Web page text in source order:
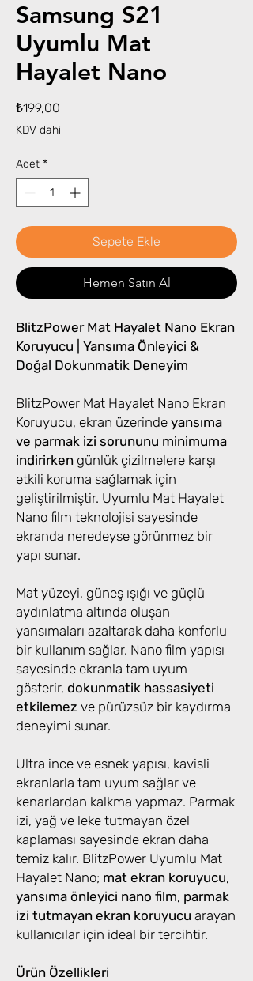
Samsung S21
Uyumlu Mat
Hayalet Nano
₺199,00
KDV dahil
Adet *
Sepete Ekle
Hemen Satın Al
BlitzPower Mat Hayalet Nano Ekran
Koruyucu | Yansıma Önleyici &
Doğal Dokunmatik Deneyim
BlitzPower Mat Hayalet Nano Ekran
Koruyucu, ekran üzerinde yansıma
ve parmak izi sorununu minimuma
indirirken günlük çizilmelere karşı
etkili koruma sağlamak için
geliştirilmiştir. Uyumlu Mat Hayalet
Nano film teknolojisi sayesinde
ekranda neredeyse görünmez bir
yapı sunar.
Mat yüzeyi, güneş ışığı ve güçlü
aydınlatma altında oluşan
yansımaları azaltarak daha konforlu
bir kullanım sağlar. Nano film yapısı
sayesinde ekranla tam uyum
gösterir, dokunmatik hassasiyeti
etkilemez ve pürüzsüz bir kaydırma
deneyimi sunar.
Ultra ince ve esnek yapısı, kavisli
ekranlarla tam uyum sağlar ve
kenarlardan kalkma yapmaz. Parmak
izi, yağ ve leke tutmayan özel
kaplaması sayesinde ekran daha
temiz kalır. BlitzPower Uyumlu Mat
Hayalet Nano; mat ekran koruyucu,
yansıma önleyici nano film, parmak
izi tutmayan ekran koruyucu arayan
kullanıcılar için ideal bir tercihtir.
Ürün Özellikleri